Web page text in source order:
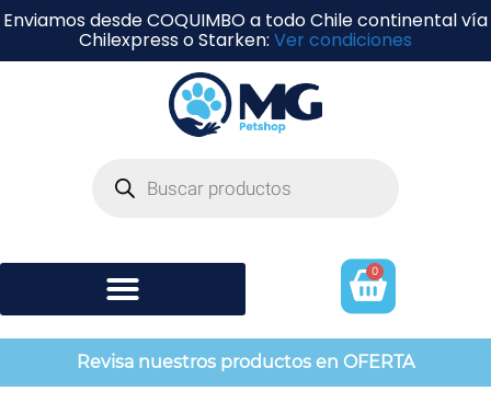
Enviamos desde COQUIMBO a todo Chile continental vía
Chilexpress o Starken: Ver condiciones
0
Revisa nuestros productos en OFERTA